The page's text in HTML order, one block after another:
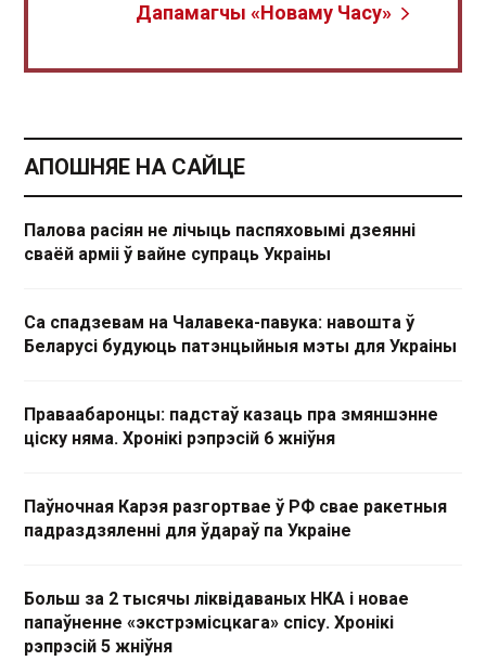
Дапамагчы «Новаму Часу»
АПОШНЯЕ НА САЙЦЕ
Палова расіян не лічыць паспяховымі дзеянні
сваёй арміі ў вайне супраць Украіны
Са спадзевам на Чалавека-павука: навошта ў
Беларусі будуюць патэнцыйныя мэты для Украіны
Праваабаронцы: падстаў казаць пра змяншэнне
ціску няма. Хронікі рэпрэсій 6 жніўня
Паўночная Карэя разгортвае ў РФ свае ракетныя
падраздзяленні для ўдараў па Украіне
Больш за 2 тысячы ліквідаваных НКА і новае
папаўненне «экстрэмісцкага» спісу. Хронікі
рэпрэсій 5 жніўня